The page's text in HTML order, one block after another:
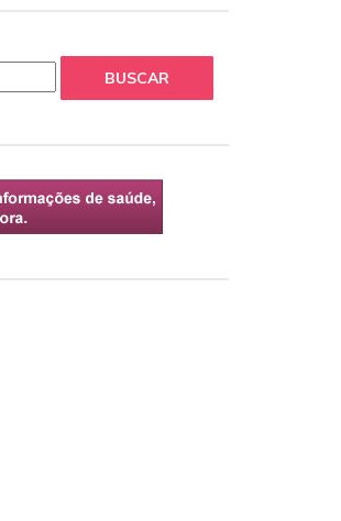
BUSCAR